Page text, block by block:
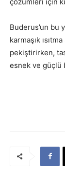
Buderus’un bu
karmaşık
pekiştirirken,
esnek ve güçlü